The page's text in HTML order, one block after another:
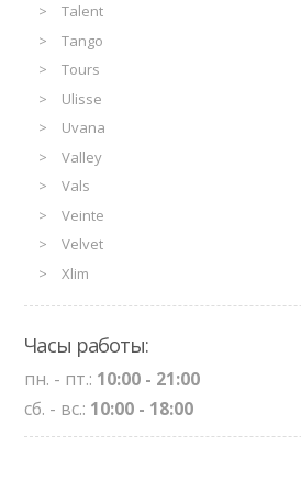
Talent
Tango
Tours
Ulisse
Uvana
Valley
Vals
Veinte
Velvet
Xlim
Часы работы:
пн. - пт.: 10:00 - 21:00
сб. - вс.: 10:00 - 18:00